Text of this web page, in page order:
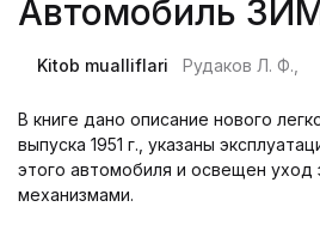
Автомобиль
Kitob mualliflari Рудаков Л. Ф.,
В книге дано описание нового
выпуска 1951 г., указаны
этого автомобиля и освещен уход
механизмами.